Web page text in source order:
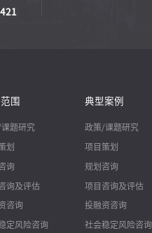
围
题研究
划
询
询及评估
咨询
定风险咨询
典型案例
政策/课题研究
项目策划
规划咨询
项目咨询及评估
投融资咨询
社会稳定风险咨询